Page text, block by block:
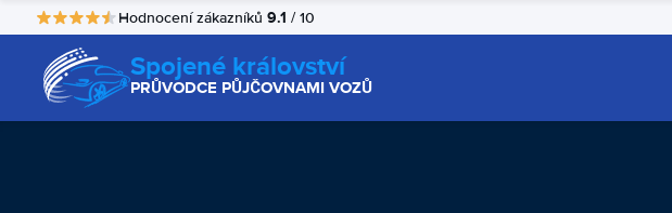
Hodnocení zákazníků 9.1 / 10
Spojené království
PRŮVODCE PŮJČOVNAMI VOZŮ